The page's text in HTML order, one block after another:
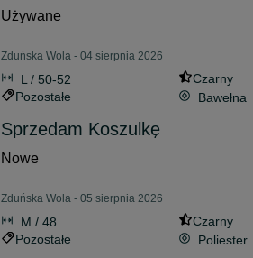
Używane
Zduńska Wola - 04 sierpnia 2026
L / 50-52
Czarny
Pozostałe
Bawełna
Sprzedam Koszulkę
Nowe
Zduńska Wola - 05 sierpnia 2026
M / 48
Czarny
Pozostałe
Poliester